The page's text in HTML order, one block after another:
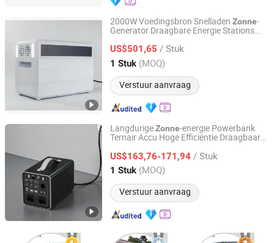
2000W Voedingsbron Snelladen Zonne-
Generator Draagbare Energie Stations
US$501,65 / Stuk
1 Stuk (MOQ)
Verstuur aanvraag
Ningbo GLGW New Energy Co., Ltd
Zhejiang, China Sinds 2025
LangdurigeZonne-energie Powerbank
Ternair Accu Hoge Efficiëntie Draagbaar
US$163,76-171,94 / Stuk
1 Stuk (MOQ)
Verstuur aanvraag
Ningbo GLGW New Energy Co., Ltd
Zhejiang, China Sinds 2025